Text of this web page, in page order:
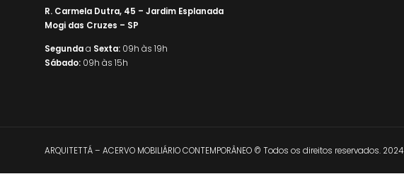
R. Carmela Dutra, 45 – Jardim Esplanada
Mogi das Cruzes – SP
Segundaa Sexta:09h às 19h
Sábado:09h às 15h
ARQUITETTÁ – ACERVO MOBILIÁRIO CONTEMPORÂNEO © Todos os direitos reservados. 2024